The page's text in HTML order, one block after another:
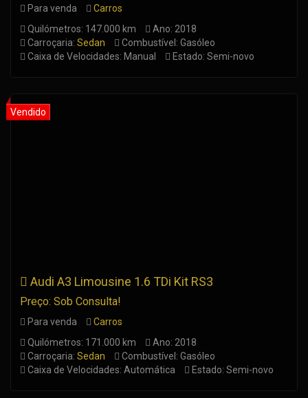
Para venda
Carros
Quilómetros: 147.000 km
Ano: 2018
Carroçaria: Sedan
Combustível: Gasóleo
Caixa de Velocidades: Manual
Estado: Semi-novo
Audi A3 Limousine 1.6 TDi Kit RS3
Preço: Sob Consulta!
Para venda
Carros
Quilómetros: 171.000 km
Ano: 2018
Carroçaria: Sedan
Combustível: Gasóleo
Caixa de Velocidades: Automática
Estado: Semi-novo